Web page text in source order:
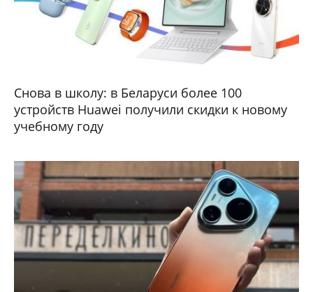
Снова в школу: в Беларуси более 100
устройств Huawei получили скидки к новому
учебному году